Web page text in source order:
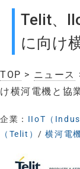
Telit、
に向け
TOP > ニュース
け横河電機と協
企業： IIoT（
（Telit）/横河電